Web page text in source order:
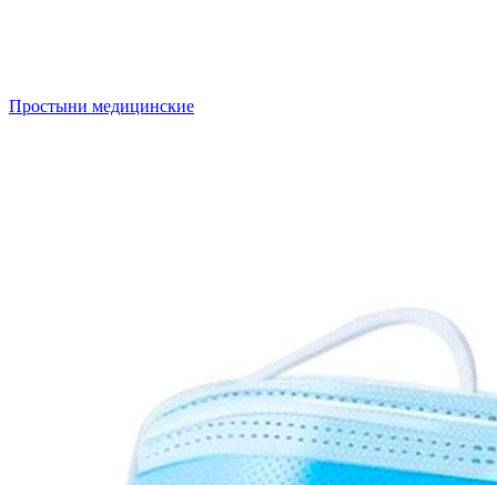
Простыни медицинские